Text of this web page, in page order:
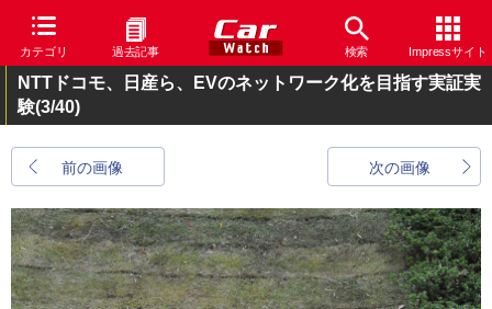
カテゴリ 過去記事 検索 Impressサイト
NTTドコモ、日産ら、EVのネットワーク化を目指す実証実
験(3/40)
前の画像 次の画像